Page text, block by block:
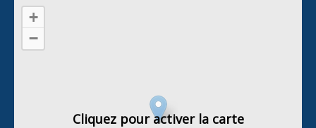
Cliquez pour activer la carte
+
−